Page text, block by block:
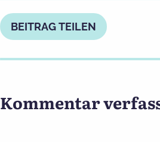
BEITRAG TEILEN
Kommentar